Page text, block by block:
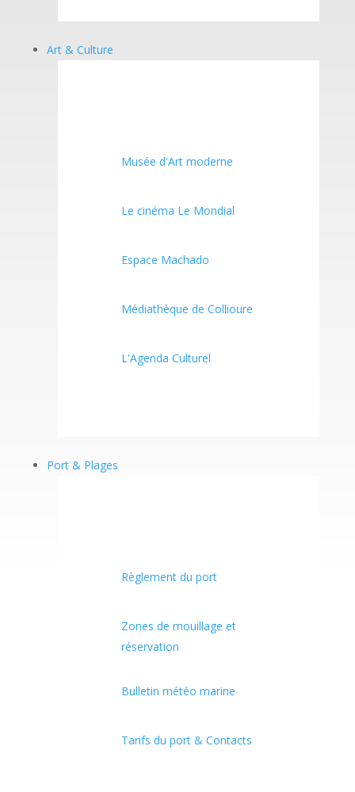
Art & Culture
Musée d'Art moderne
Le cinéma Le Mondial
Espace Machado
Médiathèque de Collioure
L'Agenda Culturel
Port & Plages
Règlement du port
Zones de mouillage et
réservation
Bulletin météo marine
Tarifs du port & Contacts